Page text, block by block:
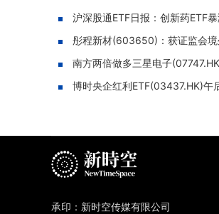
沪深股通ETF日报：创新药ETF
彤程新材(603650)：获证监会
南方两倍做多三星电子
博时央企红利ETF(03437.HK)
承印：新时空传媒有限公司